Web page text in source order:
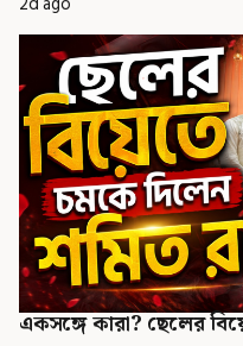
একসঙ্গে কারা? ছেলের